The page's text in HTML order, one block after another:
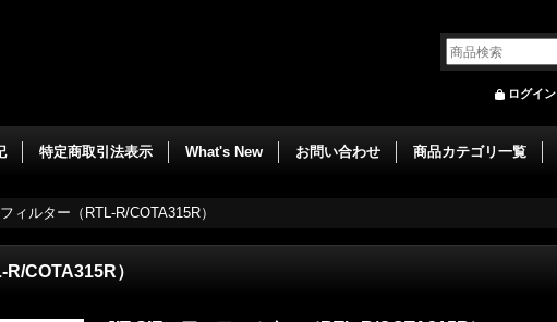
ログイン
特定商取引法表示 What's New お問い合わせ 商品カテゴリ一覧
ィルター（RTL-R/COTA315R）
COTA315R）